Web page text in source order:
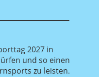
2027 in
und so einen
zu leisten.